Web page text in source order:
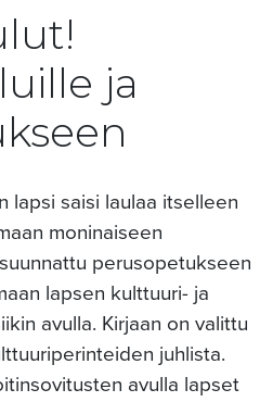
ja
lapsi saisi laulaa itselleen
moninaiseen
perusopetukseen
lapsen kulttuuri- ja
avulla. Kirjaan on valittu
juhlista.
avulla lapset